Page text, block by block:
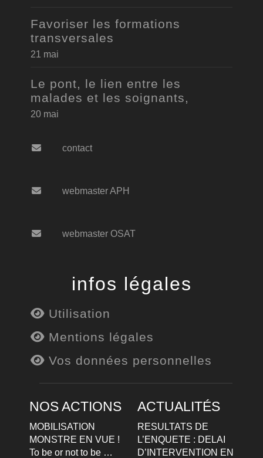
Favoriser les formations
transversales
21 mai
Le pont, le lien entre les
malades et les soignants,
20 mai
contact
webmaster APH
webmaster OSAT
infos légales
Utilisation
Mentions légales
Vos données personnelles
NOS ACTIONS
MOBILISATION
MONSTRE EN VUE !
To be or not to be …
ACTUALITÉS
RESULTATS DE
L’ENQUETE : DELAI
D’INTERVENTION EN